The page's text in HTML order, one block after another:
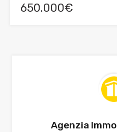
650.000€
Agenzia